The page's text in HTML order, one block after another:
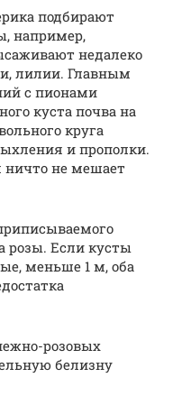
подбирают
например,
недалеко
лилии. Главным
с пионами
куста почва на
круга
и прополки.
ничто не мешает
розы. Если кусты
меньше 1 м, оба
розовых
белизну